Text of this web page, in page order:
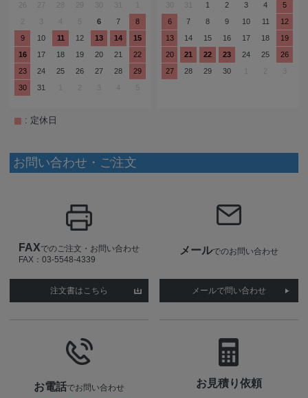
26 27 28 29 30 31
2
3 5 6 7
8
9
10 11 12 13 14
15
16
17 18 19 20 21
22
23
24 25 26 27 28
29
30
31 2 3 5
30 31 1 2 3 4
5
6
7 8 9 10 11
12
13
14 15 16 17 18
19
20
21 22 23 24 25
26
27
28 29 30 2 3
: 定休日
お問い合わせ・ご注文
FAXでのご注文・お問い合わせ
FAX：03-5548-4339
注文書はこちら
メールでのお問い合わせ
メールで問い合わせ
お電話でお問い合わせ お見積り依頼